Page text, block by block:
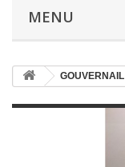
MENU
GOUVERNAIL